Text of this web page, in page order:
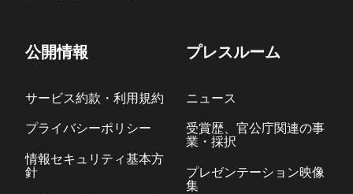
公開情報
サービス約款・利用規約
プライバシーポリシー
情報セキュリティ基本方
針
プレスルーム
ニュース
受賞歴、官公庁関連の事
業・採択
プレゼンテーション映像
集